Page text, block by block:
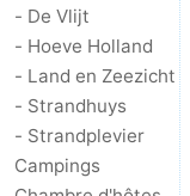
- De Vlijt
- Hoeve Holland
- Land en Zeezicht
- Strandhuys
- Strandplevier
Campings